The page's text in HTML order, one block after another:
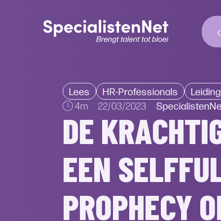
Lees HR-Professionals
4m 22/03/2023
DE
EEN
PROPHECY